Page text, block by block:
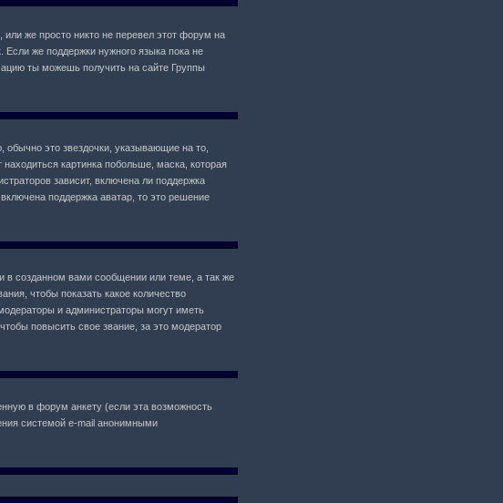
же просто никто не перевел этот форум на
же поддержки нужного языка пока не
ты можешь получить на сайте Группы
обычно это звездочки, указывающие на то,
картинка побольше, маска, которая
зависит, включена ли поддержка
поддержка аватар, то это решение
созданном вами сообщении или теме, а так же
чтобы показать какое количество
и администраторы могут иметь
повысить свое звание, за это модератор
в форум анкету (если эта возможность
системой e-mail анонимными